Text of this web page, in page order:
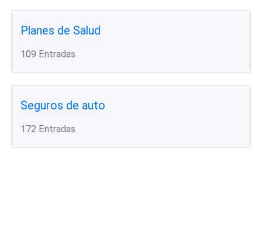
Planes de Salud
109 Entradas
Seguros de auto
172 Entradas